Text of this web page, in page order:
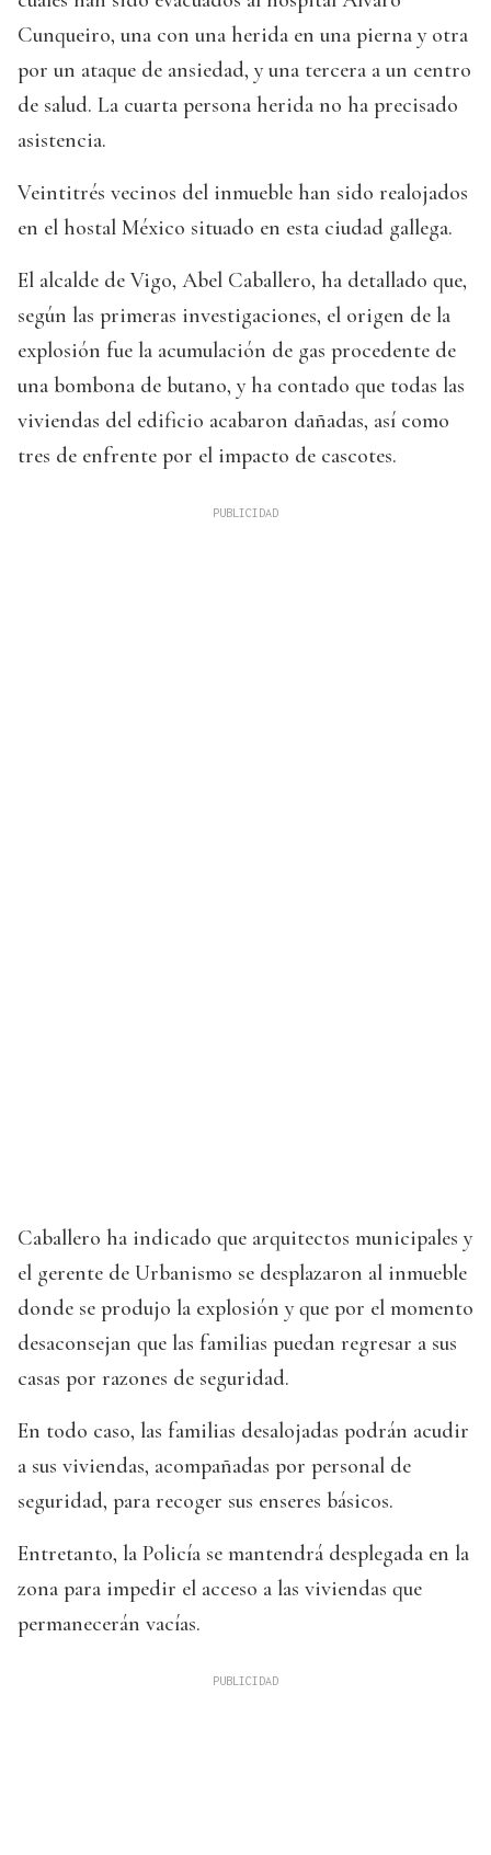
Cunqueiro, una con una herida en una pierna y otra
por un ataque de ansiedad, y una tercera a un centro
de salud. La cuarta persona herida no ha precisado
asistencia.
Veintitrés vecinos del inmueble han sido realojados
en el hostal México situado en esta ciudad gallega.
El alcalde de Vigo, Abel Caballero, ha detallado que,
según las primeras investigaciones, el origen de la
explosión fue la acumulación de gas procedente de
una bombona de butano, y ha contado que todas las
viviendas del edificio acabaron dañadas, así como
tres de enfrente por el impacto de cascotes.
Caballero ha indicado que arquitectos municipales y
el gerente de Urbanismo se desplazaron al inmueble
donde se produjo la explosión y que por el momento
desaconsejan que las familias puedan regresar a sus
casas por razones de seguridad.
En todo caso, las familias desalojadas podrán acudir
a sus viviendas, acompañadas por personal de
seguridad, para recoger sus enseres básicos.
Entretanto, la Policía se mantendrá desplegada en la
zona para impedir el acceso a las viviendas que
permanecerán vacías.